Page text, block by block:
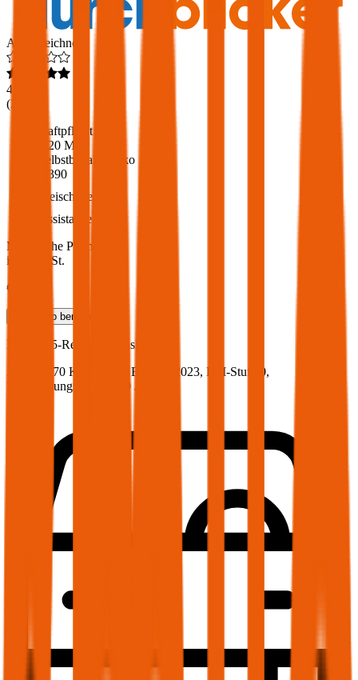
Ausgezeichnet
4,6
(217
Haftpflicht
€ 20 Mio.
Selbstbehalt Kasko
€ 390
Freischaden
Assistance
Monatliche Prämie
inkl. mVSt.
€ 205,41
Teilkasko berechnen
BMW
X5-Reihe, Vollkasko
231 PS/170 KW, diesel, Baujahr 2023, BM-Stufe 0,
Versicherungsnehmer 30 Jahre